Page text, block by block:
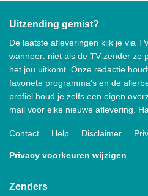
Uitzending gemist?
De laatste afleveringen kijk je via
wanneer: niet als de TV-zender ze
het jou uitkomt. Onze redactie
favoriete programma's en de
profiel houd je zelfs een eigen
mail voor elke nieuwe aflevering.
Contact Help Disclaimer
Privacy voorkeuren wijzigen
Zenders